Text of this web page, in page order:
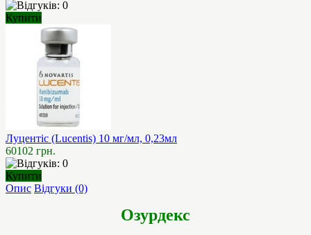
Купити
Луцентіс (Lucentis) 10 мг/мл, 0,23мл
60102 грн.
Купити
Опис Відгуки (0)
Озурдекс